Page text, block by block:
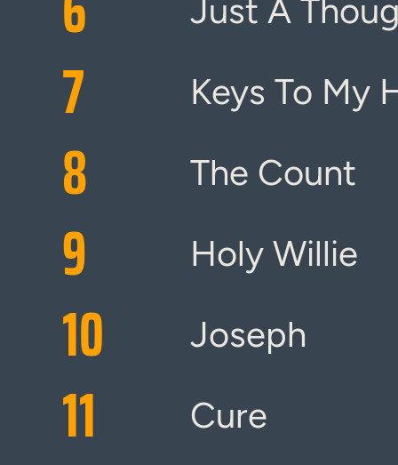
Just A
7 Keys To My
8 The Count
9 Holy Willie
10 Joseph
11 Cure